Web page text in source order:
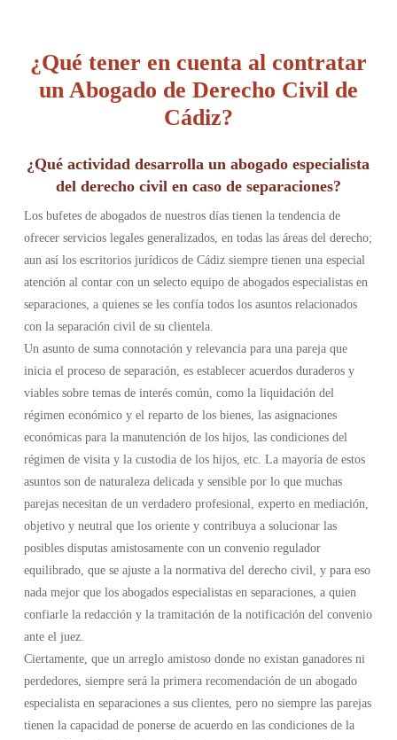
¿Qué tener en cuenta al contratar
un Abogado de Derecho Civil de
Cádiz?
¿Qué actividad desarrolla un abogado especialista
del derecho civil en caso de separaciones?
Los bufetes de abogados de nuestros días tienen la tendencia de
ofrecer servicios legales generalizados, en todas las áreas del derecho;
aun así los escritorios jurídicos de Cádiz siempre tienen una especial
atención al contar con un selecto equipo de abogados especialistas en
separaciones, a quienes se les confía todos los asuntos relacionados
con la separación civil de su clientela.
Un asunto de suma connotación y relevancia para una pareja que
inicia el proceso de separación, es establecer acuerdos duraderos y
viables sobre temas de interés común, como la liquidación del
régimen económico y el reparto de los bienes, las asignaciones
económicas para la manutención de los hijos, las condiciones del
régimen de visita y la custodia de los hijos, etc. La mayoría de estos
asuntos son de naturaleza delicada y sensible por lo que muchas
parejas necesitan de un verdadero profesional, experto en mediación,
objetivo y neutral que los oriente y contribuya a solucionar las
posibles disputas amistosamente con un convenio regulador
equilibrado, que se ajuste a la normativa del derecho civil, y para eso
nada mejor que los abogados especialistas en separaciones, a quien
confiarle la redacción y la tramitación de la notificación del convenio
ante el juez.
Ciertamente, que un arreglo amistoso donde no existan ganadores ni
perdedores, siempre será la primera recomendación de un abogado
especialista en separaciones a sus clientes, pero no siempre las parejas
tienen la capacidad de ponerse de acuerdo en las condiciones de la